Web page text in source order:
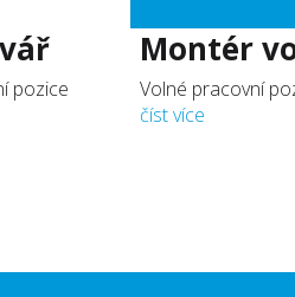
pozice
Montér
Volné pracovní
číst více